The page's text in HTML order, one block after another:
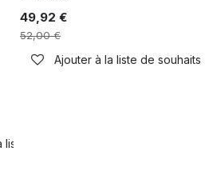
de souhaits
49,92 €
52,00€
Ajouter à la liste de souhaits